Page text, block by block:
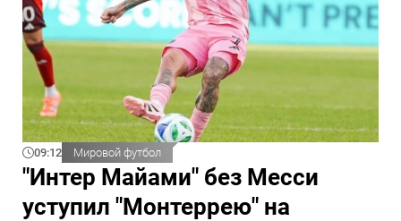
09:12 Мировой футбол
"Интер Майами" без Месси
уступил "Монтеррею" на